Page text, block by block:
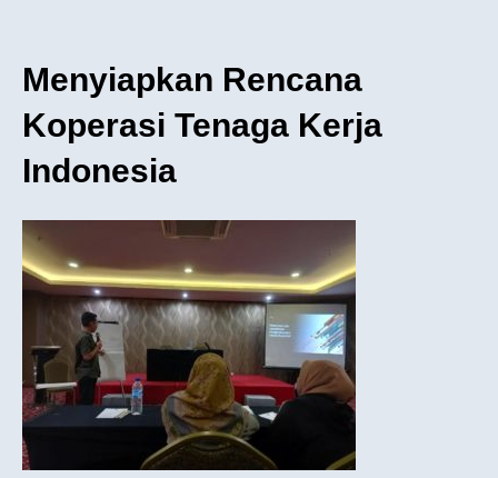
Menyiapkan Rencana
Koperasi Tenaga Kerja
Indonesia